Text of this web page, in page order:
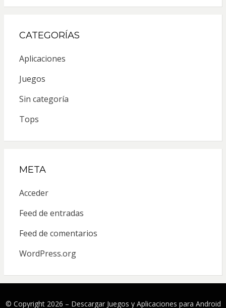
CATEGORÍAS
Aplicaciones
Juegos
Sin categoría
Tops
META
Acceder
Feed de entradas
Feed de comentarios
WordPress.org
© Copyright 2026 – Descargar Juegos y Aplicaciones para Android